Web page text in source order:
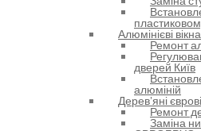
Алюмінієві вікна
Ремонт
дверей Київ
алюміній
Деревʼяні
Ремонт
Заміна